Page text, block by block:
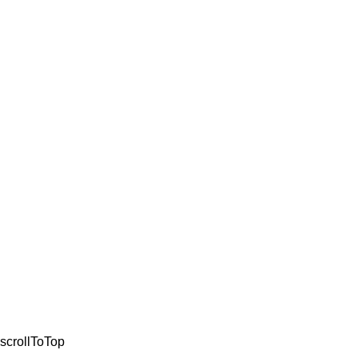
scrollToTop